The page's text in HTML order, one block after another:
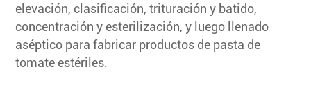
elevación, clasificación, trituración y batido,
concentración y esterilización, y luego llenado
aséptico para fabricar productos de pasta de
tomate estériles.